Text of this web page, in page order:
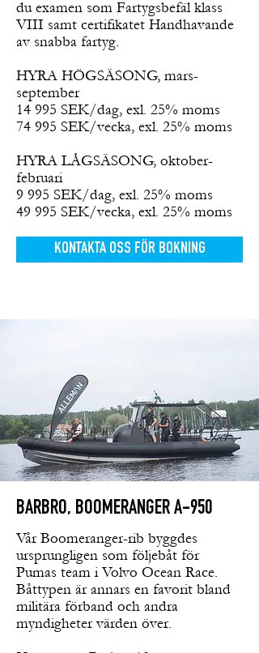
du examen som Fartygsbefäl klass
VIII samt certifikatet Handhavande
av snabba fartyg.
HYRA HÖGSÄSONG, mars-
september
14 995 SEK/dag, exl. 25% moms
74 995 SEK/vecka, exl. 25% moms
HYRA LÅGSÄSONG, oktober-
februari
9 995 SEK/dag, exl. 25% moms
49 995 SEK/vecka, exl. 25% moms
KONTAKTA OSS FÖR BOKNING
BARBRO, BOOMERANGER A-950
Vår Boomeranger-rib byggdes
ursprungligen som följebåt för
Pumas team i Volvo Ocean Race.
Båttypen är annars en favorit bland
militära förband och andra
myndigheter värden över.